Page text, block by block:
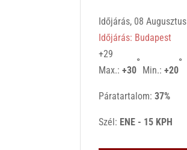
Időjárás, 08 Augusztus
Időjárás: Budapest
+29
Max.:+30
°
Min.:+20
°
Páratartalom:37%
Szél: ENE - 15 KPH